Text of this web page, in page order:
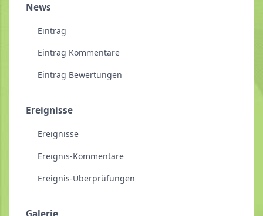
News
Eintrag
Eintrag Kommentare
Eintrag Bewertungen
Ereignisse
Ereignisse
Ereignis-Kommentare
Ereignis-Überprüfungen